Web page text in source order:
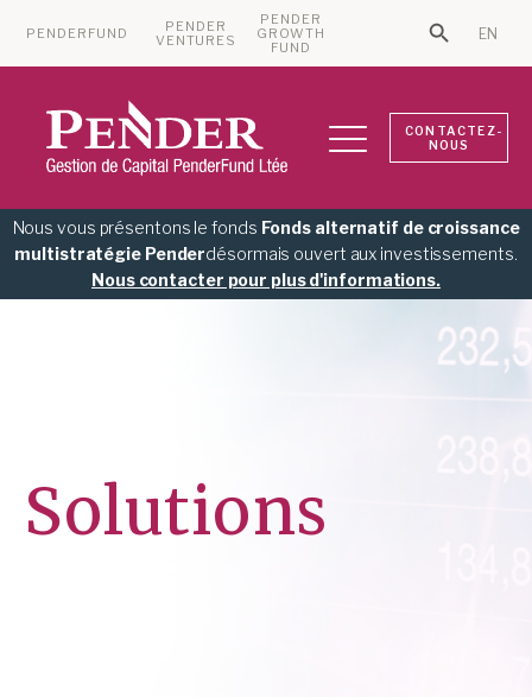
PENDERFUND
PENDER
VENTURES
PENDER
GROWTH
FUND
Search for:
Search
EN
CONTACTEZ-
NOUS
Nous vous présentons le fonds Fonds alternatif de croissance
multistratégie Penderdésormais ouvert aux investissements.
Nous contacter pour plus d'informations.
Solutions